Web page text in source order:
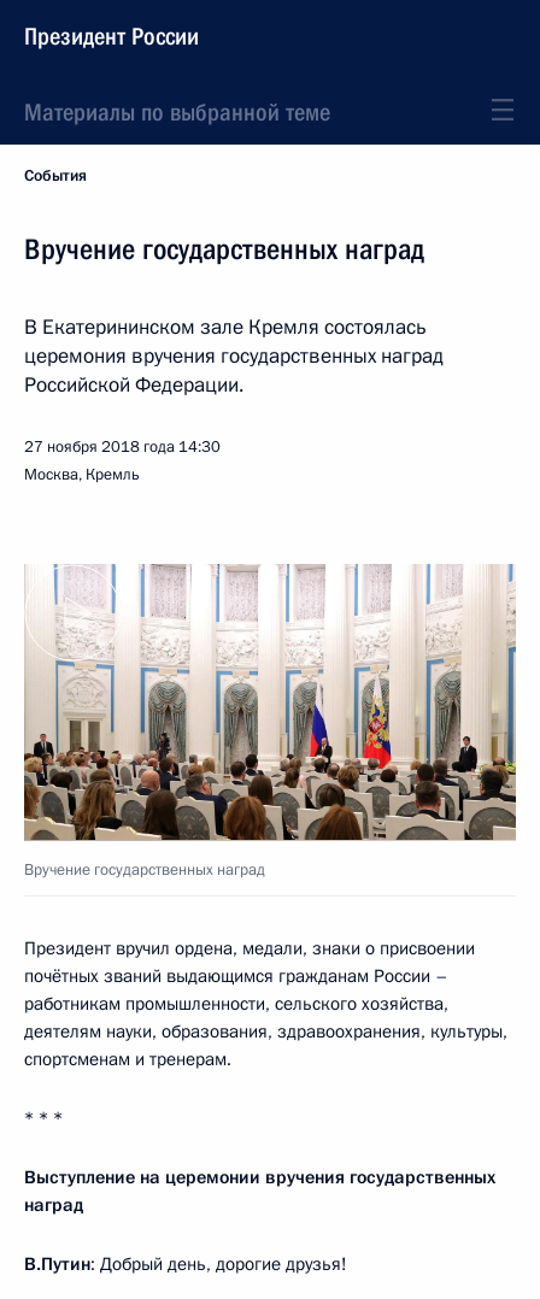
Президент России
Материалы по выбранной теме
События
Вручение государственных наград
В Екатерининском зале Кремля состоялась
церемония вручения государственных наград
Российской Федерации.
27 ноября 2018 года 14:30
Москва, Кремль
Вручение государственных наград
Президент вручил ордена, медали, знаки о присвоении
почётных званий выдающимся гражданам России –
работникам промышленности, сельского хозяйства,
деятелям науки, образования, здравоохранения, культуры,
спортсменам и тренерам.
* * *
Выступление на церемонии вручения государственных
наград
В.Путин: Добрый день, дорогие друзья!